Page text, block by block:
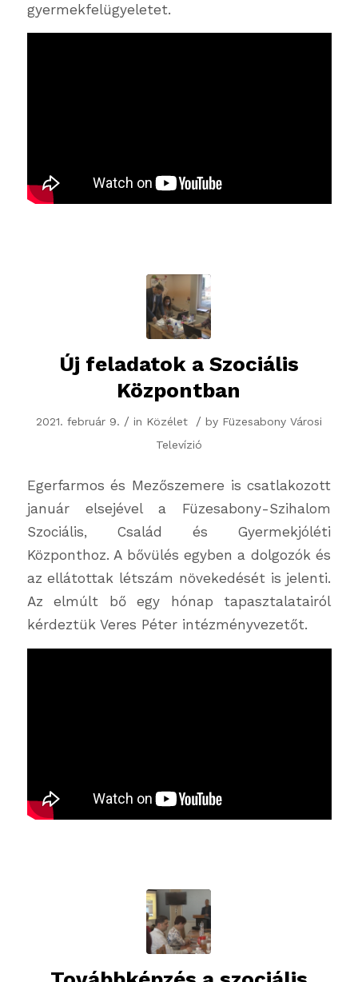
gyermekfelügyeletet.
Új feladatok a Szociális
Központban
2021. február 9. / in Közélet / by Füzesabony Városi
Televízió
Egerfarmos és Mezőszemere is csatlakozott
január elsejével a Füzesabony-Szihalom
Szociális, Család és Gyermekjóléti
Központhoz. A bővülés egyben a dolgozók és
az ellátottak létszám növekedését is jelenti.
Az elmúlt bő egy hónap tapasztalatairól
kérdeztük Veres Péter intézményvezetőt.